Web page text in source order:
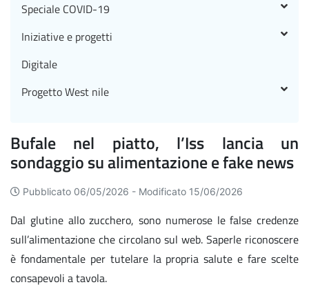
Bufale nel piatto, l’Iss lancia un
sondaggio su alimentazione e fake news
Pubblicato 06/05/2026 - Modificato 15/06/2026
Dal glutine allo zucchero, sono numerose le false credenze
sull’alimentazione che circolano sul web. Saperle riconoscere
è fondamentale per tutelare la propria salute e fare scelte
consapevoli a tavola.
Speciale COVID-19
Iniziative e progetti
Digitale
Progetto West nile